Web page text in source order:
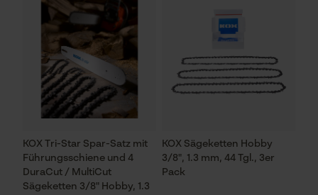
KOX Tri-Star Spar-Satz mit
Führungsschiene und 4
DuraCut / MultiCut
Sägeketten 3/8" Hobby, 1.3
KOX Sägeketten Hobby
3/8", 1.3 mm, 44 Tgl., 3er
Pack